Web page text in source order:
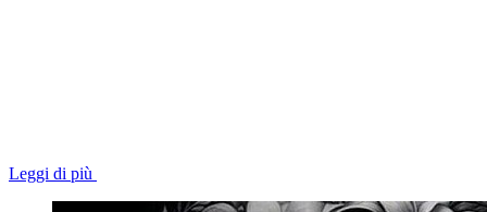
Leggi di più